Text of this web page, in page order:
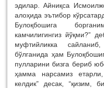
эдилар. Айниқса
алоҳида эътибор
Булоқбошига
камчилигингиз йўқми?”
муфтийликка
бўлганида ҳам
пулларини бизга бериб
ҳамма нарсамиз
келдик” десак, “қизим,